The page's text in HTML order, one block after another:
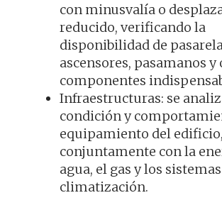
con minusvalía o
reducido, verificando la
disponibilidad de
ascensores, pasamanos y
componentes
Infraestructuras: se
condición y
equipamiento del edificio,
conjuntamente con la
agua, el gas y los
climatización.